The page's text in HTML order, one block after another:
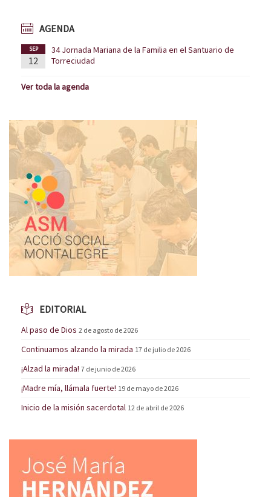
AGENDA
SEP
12
34 Jornada Mariana de la Familia en el Santuario de
Torreciudad
Ver toda la agenda
EDITORIAL
Al paso de Dios 2 de agosto de 2026
Continuamos alzando la mirada 17 de julio de 2026
¡Alzad la mirada! 7 de junio de 2026
¡Madre mía, llámala fuerte! 19 de mayo de 2026
Inicio de la misión sacerdotal 12 de abril de 2026